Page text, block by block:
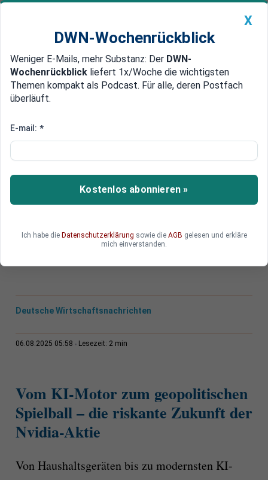
Newsticker MEIN DWN: Geldanlage Premium
Edelmetalle DWN-Magazin China
Nvidia-Aktie: Wie der KI-
dominiert und Anleger
elektrisiert
Politik, Konkurrenz und Überbewertung zum
Deutsche Wirtschaftsnachrichten
06.08.2025 05:58 Lesezeit: 2 min
Vom KI-Motor zum geopolitischen
Spielball – die riskante Zukunft der
Nvidia-Aktie
Von Haushaltsgeräten bis zu modernsten KI-
X
DWN-Wochenrückblick
Weniger E-Mails, mehr Substanz: Der DWN-
Wochenrückblick liefert 1x/Woche die wichtigsten
Themen kompakt als Podcast. Für alle, deren Postfach
überläuft.
E-mail: *
Kostenlos abonnieren »
Ich habe die Datenschutzerklärung sowie die AGB gelesen und erkläre
mich einverstanden.